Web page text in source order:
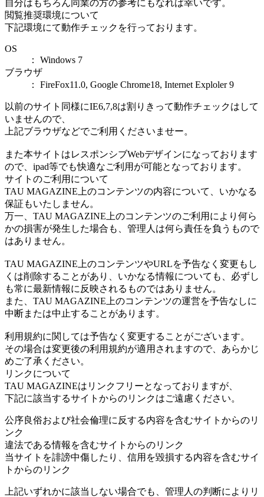
自分はもちろん同業の方の参考にもなれば幸いです。
閲覧推奨環境について
下記環境にて動作チェックを行っております。
OS
： Windows 7
ブラウザ
： FireFox11.0, Google Chrome18, Internet Exploler 9
以前のサイト同様にIE6,7,8は割りきって動作チェックはして
いませんので、
上記ブラウザなどでご利用くださいませー。
また本サイトはレスポンシブWebデザインになっております
ので、ipad等でも快適なご利用が可能となっております。
サイトのご利用について
TAU MAGAZINE上のコンテンツの内容について、いかなる
保証もいたしません。
万一、TAU MAGAZINE上のコンテンツのご利用により何ら
かの損害が発生した場合も、管理人は何ら責任を負うもので
はありません。
TAU MAGAZINE上のコンテンツやURLを予告なく変更もし
くは削除することがあり、いかなる情報についても、必ずし
も常に最新情報に反映されるものではありません。
また、TAU MAGAZINE上のコンテンツの運営を予告なしに
中断または中止することがあります。
利用規約に関しては予告なく変更することがございます。
その場合は変更後の利用規約が適用されますので、あらかじ
めご了承ください。
リンクについて
TAU MAGAZINEはリンクフリーとなっておりますが、
下記に該当するサイトからのリンクはご遠慮ください。
公序良俗および社会倫理に反する内容を含むサイトからのリ
ンク
違法である情報を含むサイトからのリンク
当サイトを誹謗中傷したり、信用を毀損する内容を含むサイ
トからのリンク
上記いずれかに該当しない場合でも、管理人の判断によりリ